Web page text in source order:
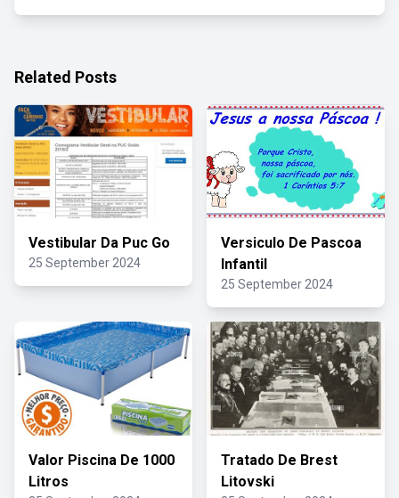
Related Posts
Vestibular Da Puc Go
25 September 2024
Versiculo De Pascoa
Infantil
25 September 2024
Valor Piscina De 1000
Litros
Tratado De Brest
Litovski